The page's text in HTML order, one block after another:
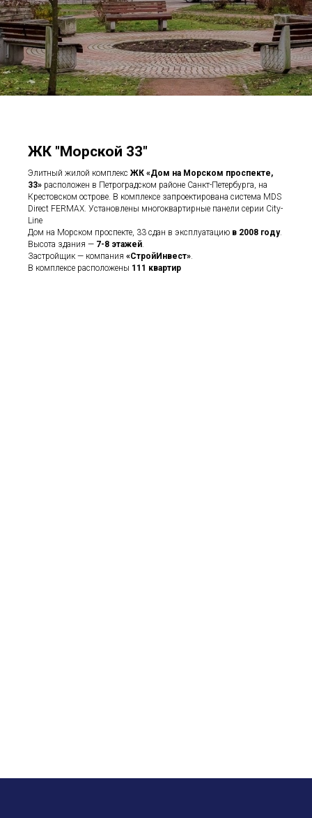
ЖК "Морской 33"
Элитный жилой комплекс ЖК «Дом на Морском проспекте,
33» расположен в Петроградском районе Санкт-Петербурга, на
Крестовском острове. В комплексе запроектирована система MDS
Direct FERMAX. Установлены многоквартирные панели серии City-
Line
Дом на Морском проспекте, 33 сдан в эксплуатацию в 2008 году.
Высота здания — 7-8 этажей
Застройщик — компания «СтройИнвест»
В комплексе расположены 111 квартир